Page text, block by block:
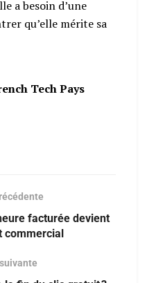
a besoin d’une
qu’elle mérite sa
Tech Pays
facturée devient
commercial